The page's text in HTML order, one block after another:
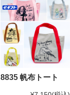
8835 帆布トート